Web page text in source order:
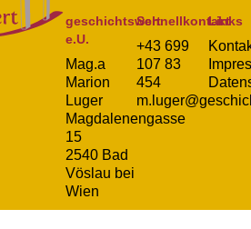
geschichtswert
e.U.
Mag.a
Marion
Luger
Magdalenengasse
15
2540 Bad
Vöslau bei
Wien
Schnellkontakt
+43 699
107 83
454
Links